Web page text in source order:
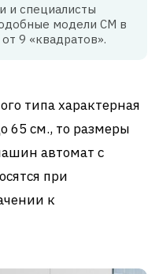
и специалисты
модели СМ в
9 «квадратов».
типа характерная
65 см., то размеры
автомат с
при
к